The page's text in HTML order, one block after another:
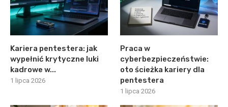
Kariera pentestera: jak
wypełnić krytyczne luki
kadrowe w...
1 lipca 2026
Praca w
cyberbezpieczeństwie:
oto ścieżka kariery dla
pentestera
1 lipca 2026